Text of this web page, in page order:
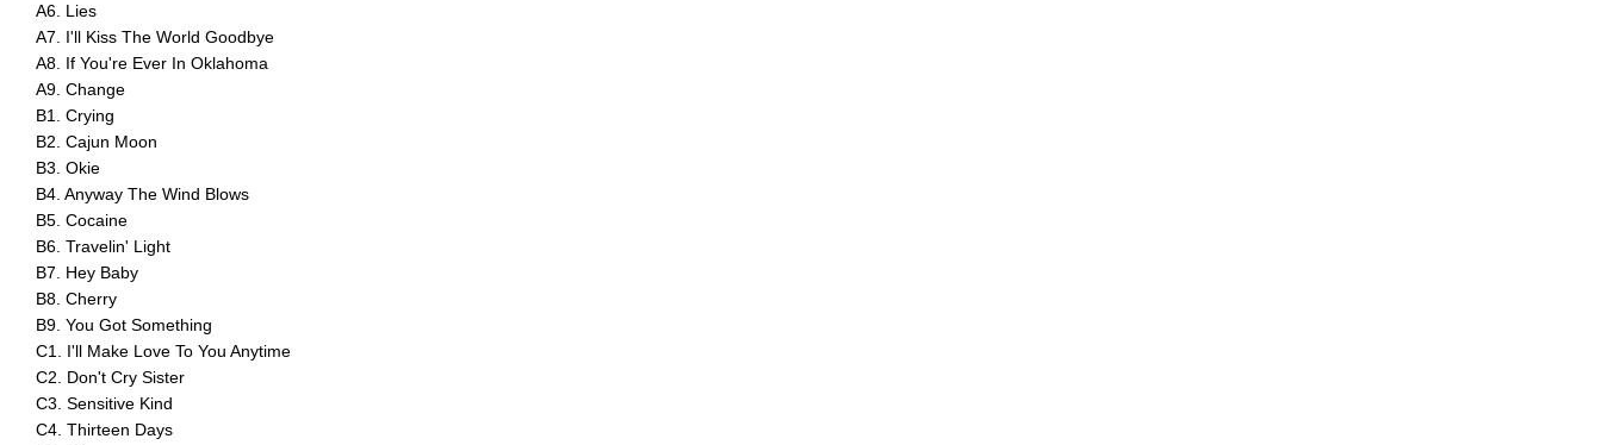
A6. Lies
A7. I'll Kiss The World Goodbye
A8. If You're Ever In Oklahoma
A9. Change
B1. Crying
B2. Cajun Moon
B3. Okie
B4. Anyway The Wind Blows
B5. Cocaine
B6. Travelin' Light
B7. Hey Baby
B8. Cherry
B9. You Got Something
C1. I'll Make Love To You Anytime
C2. Don't Cry Sister
C3. Sensitive Kind
C4. Thirteen Days